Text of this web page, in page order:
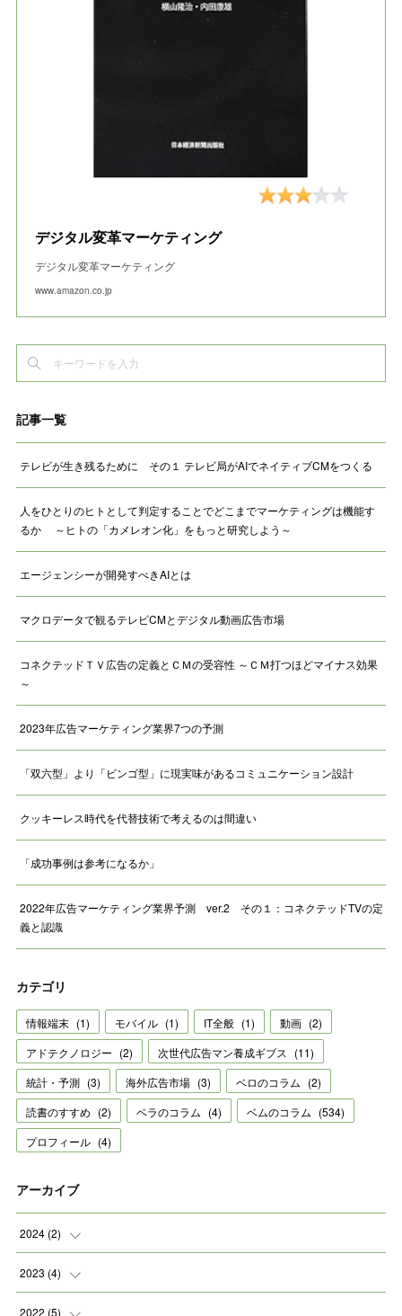
デジタル変革マーケティング
デジタル変革マーケティング
www.amazon.co.jp
記事一覧
テレビが生き残るために その１ テレビ局がAIでネイティブCMをつくる
人をひとりのヒトとして判定することでどこまでマーケティングは機能す
るか ～ヒトの「カメレオン化」をもっと研究しよう～
エージェンシーが開発すべきAIとは
マクロデータで観るテレビCMとデジタル動画広告市場
コネクテッドＴＶ広告の定義とＣＭの受容性 ～ＣＭ打つほどマイナス効果
～
2023年広告マーケティング業界7つの予測
「双六型」より「ビンゴ型」に現実味があるコミュニケーション設計
クッキーレス時代を代替技術で考えるのは間違い
「成功事例は参考になるか」
2022年広告マーケティング業界予測 ver.2 その１：コネクテッドTVの定
義と認識
カテゴリ
情報端末 (1) モバイル (1) IT全般 (1) 動画 (2)
アドテクノロジー (2) 次世代広告マン養成ギブス (11)
統計・予測 (3) 海外広告市場 (3) ベロのコラム (2)
読書のすすめ (2) ベラのコラム (4) ベムのコラム (534)
プロフィール (4)
アーカイブ
2024 (2)
( )
2023 (4)
( )
2022 (5)